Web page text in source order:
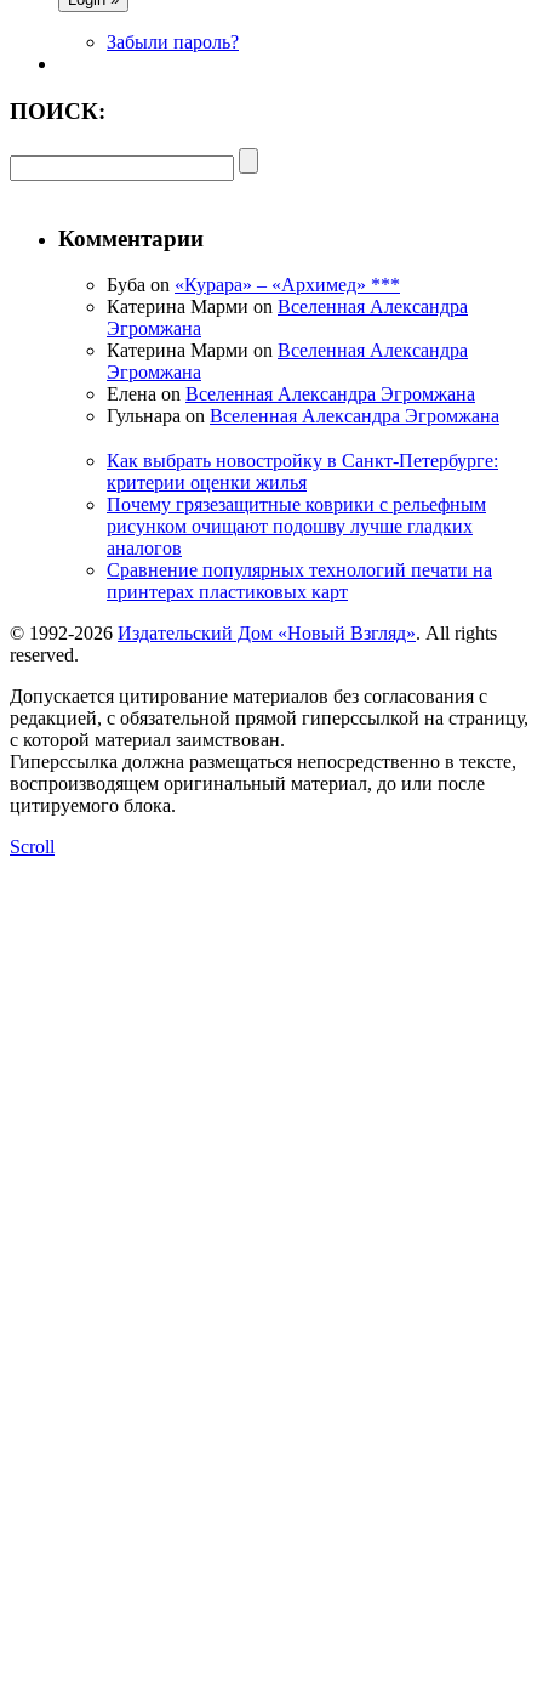
Забыли пароль?
ПОИСК:
Комментарии
Буба on «Курара» – «Архимед» ***
Катерина Марми on Вселенная Александра
Эгромжана
Катерина Марми on Вселенная Александра
Эгромжана
Елена on Вселенная Александра Эгромжана
Гульнара on Вселенная Александра Эгромжана
Как выбрать новостройку в Санкт-Петербурге:
критерии оценки жилья
Почему грязезащитные коврики с рельефным
рисунком очищают подошву лучше гладких
аналогов
Сравнение популярных технологий печати на
принтерах пластиковых карт
© 1992-2026 Издательский Дом «Новый Взгляд». All rights
reserved.
Допускается цитирование материалов без согласования с
редакцией, с обязательной прямой гиперссылкой на страницу,
с которой материал заимствован.
Гиперссылка должна размещаться непосредственно в тексте,
воспроизводящем оригинальный материал, до или после
цитируемого блока.
Scroll